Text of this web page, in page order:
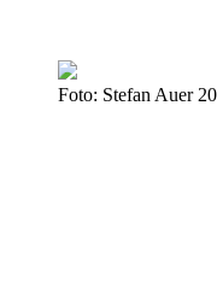
Foto: Stefan Auer